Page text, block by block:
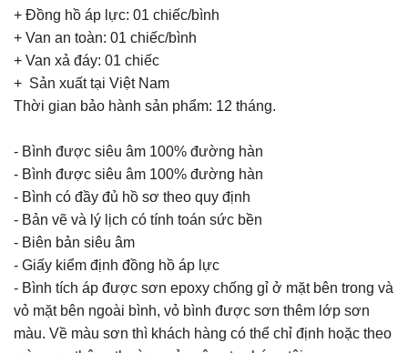
+ Đồng hồ áp lực: 01 chiếc/bình
+ Van an toàn: 01 chiếc/bình
+ Van xả đáy: 01 chiếc
+ Sản xuất tại Việt Nam
Thời gian bảo hành sản phẩm: 12 tháng.
- Bình được siêu âm 100% đường hàn
- Bình được siêu âm 100% đường hàn
- Bình có đầy đủ hồ sơ theo quy định
- Bản vẽ và lý lịch có tính toán sức bền
- Biên bản siêu âm
- Giấy kiểm định đồng hồ áp lực
- Bình tích áp được sơn epoxy chống gỉ ở mặt bên trong và
vỏ mặt bên ngoài bình, vỏ bình được sơn thêm lớp sơn
màu. Về màu sơn thì khách hàng có thể chỉ định hoặc theo